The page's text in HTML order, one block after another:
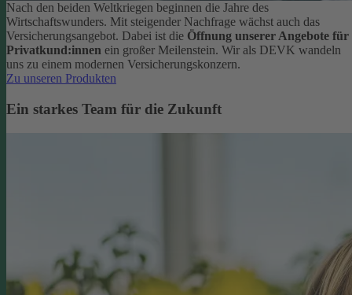
Nach den beiden Weltkriegen beginnen die Jahre des
Wirtschaftswunders. Mit steigender Nachfrage wächst auch das
Versicherungsangebot. Dabei ist die Öffnung unserer Angebote für
Privatkund:innen ein großer Meilenstein. Wir als DEVK wandeln
uns zu einem modernen Versicherungskonzern.
Zu unseren Produkten
Ein starkes Team für die Zukunft